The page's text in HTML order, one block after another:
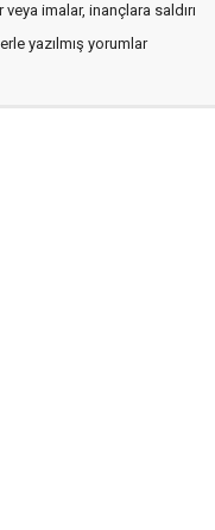
imalar, inançlara saldırı
yazılmış yorumlar